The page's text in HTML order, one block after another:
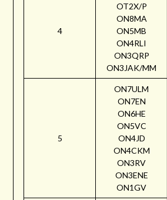
4
OT2X/P
ON8MA
ON5MB
ON4RLI
ON3QRP
ON3JAK/MM
5
ON7ULM
ON7EN
ON6HE
ON5VC
ON4JD
ON4CKM
ON3RV
ON3ENE
ON1GV